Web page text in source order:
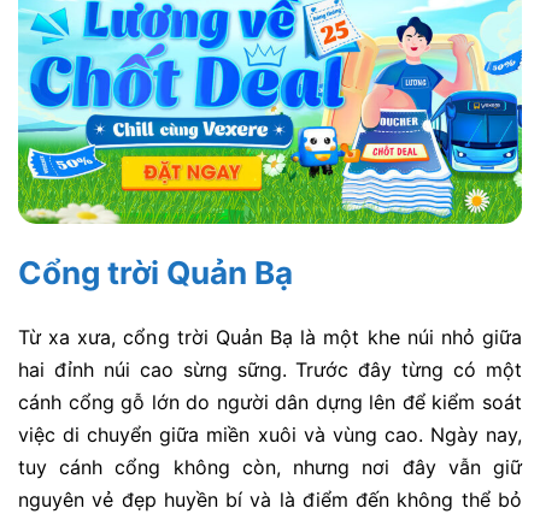
Cổng trời Quản Bạ
Từ xa xưa, cổng trời Quản Bạ là một khe núi nhỏ giữa
hai đỉnh núi cao sừng sững. Trước đây từng có một
cánh cổng gỗ lớn do người dân dựng lên để kiểm soát
việc di chuyển giữa miền xuôi và vùng cao. Ngày nay,
tuy cánh cổng không còn, nhưng nơi đây vẫn giữ
nguyên vẻ đẹp huyền bí và là điểm đến không thể bỏ